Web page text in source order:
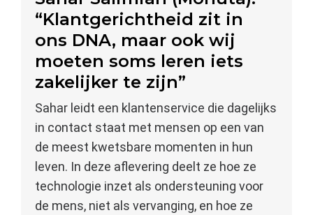
“Klantgerichtheid zit in
ons DNA, maar ook wij
moeten soms leren iets
zakelijker te zijn”
Sahar leidt een klantenservice die dagelijks
in contact staat met mensen op een van
de meest kwetsbare momenten in hun
leven. In deze aflevering deelt ze hoe ze
technologie inzet als ondersteuning voor
de mens, niet als vervanging, en hoe ze